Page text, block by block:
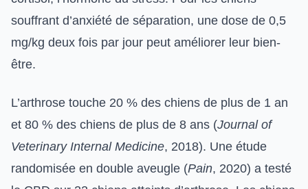
souffrant d’anxiété de séparation, une dose de 0,5
mg/kg deux fois par jour peut améliorer leur bien-
être.
L’arthrose touche 20 % des chiens de plus de 1 an
et 80 % des chiens de plus de 8 ans (Journal of
Veterinary Internal Medicine, 2018). Une étude
randomisée en double aveugle (Pain, 2020) a testé